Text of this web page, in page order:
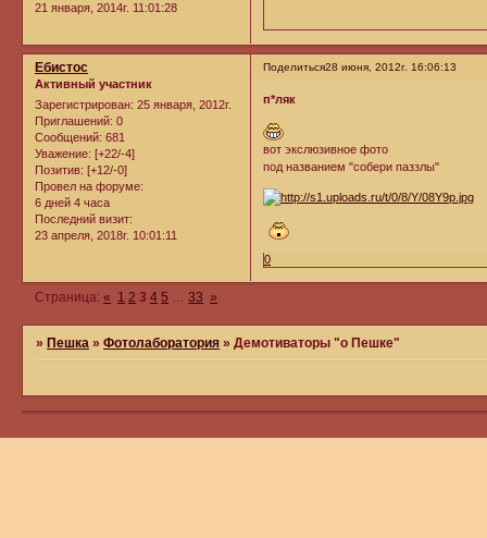
21 января, 2014г. 11:01:28
Поделиться28 июня, 2012г. 16:06:13
Ебистос
Активный участник
Зарегистрирован: 25 января, 2012г.
Приглашений: 0
Сообщений: 681
Уважение: [+22/-4]
Позитив: [+12/-0]
Провел на форуме:
6 дней 4 часа
Последний визит:
23 апреля, 2018г. 10:01:11
п*ляк
вот экслюзивное фото
под названием "собери паззлы"
0
Страница:« 1 2 3 4 5 … 33 »
» Пешка »Фотолаборатория »Демотиваторы "о Пешке"